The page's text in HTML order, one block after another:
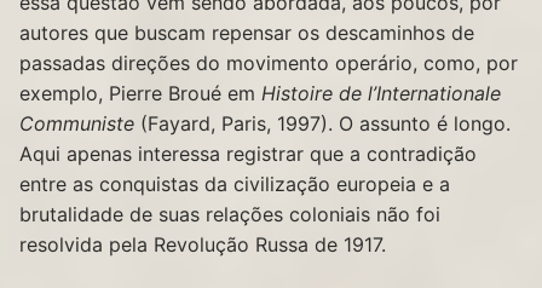
autores que buscam repensar os descaminhos de
passadas direções do movimento operário, como, por
exemplo, Pierre Broué em Histoire de l’Internationale
Communiste (Fayard, Paris, 1997). O assunto é longo.
Aqui apenas interessa registrar que a contradição
entre as conquistas da civilização europeia e a
brutalidade de suas relações coloniais não foi
resolvida pela Revolução Russa de 1917.